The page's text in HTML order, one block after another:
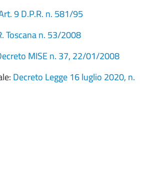
9 D.P.R. n. 581/95
Toscana n. 53/2008
MISE n. 37, 22/01/2008
Decreto Legge 16 luglio 2020, n.